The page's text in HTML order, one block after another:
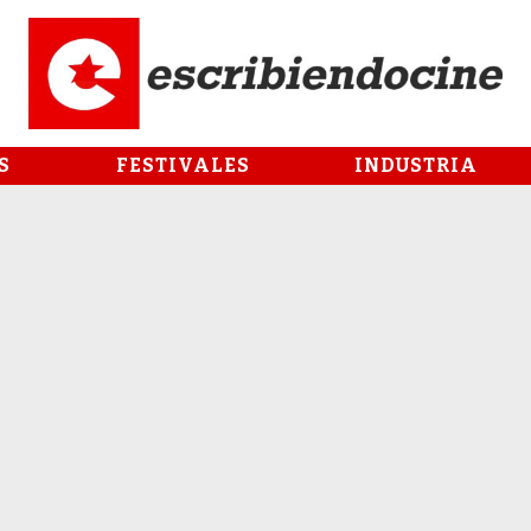
FESTIVALES INDUSTRIA